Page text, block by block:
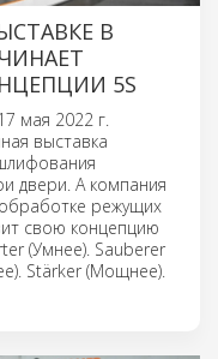
В
5S
мая 2022 г.
выставка
двери. А компания
режущих
свою концепцию
(Умнее). Sauberer
Stärker (Мощнее).